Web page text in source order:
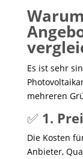
Es ist sehr
mehreren
✅ 1.
Die Kosten
Anbieter,